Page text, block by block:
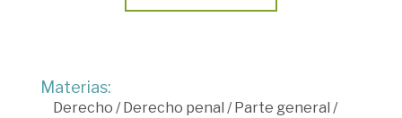
Materias:
Derecho /Derecho penal /Parte general /